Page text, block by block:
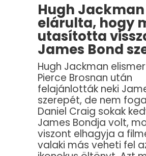
Hugh Jackman
elárulta, hogy
utasította
James Bond
Hugh Jackman
Pierce Brosnan után
felajánlották neki
szerepét, de nem
Daniel Craig sokak
James Bondja volt,
viszont elhagyja a
valaki más veheti fel